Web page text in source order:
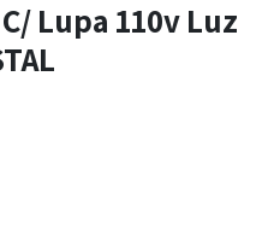
Lupa 110v Luz